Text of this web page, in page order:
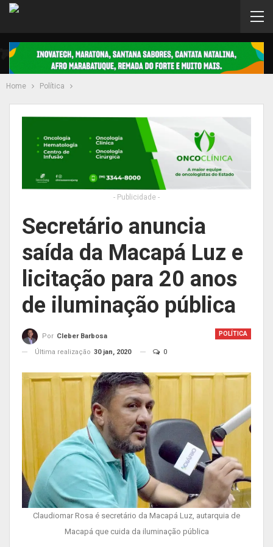
Home Política
- Publicidade -
Secretário anuncia
saída da Macapá Luz e
licitação para 20 anos
de iluminação pública
POLÍTICA
Por Cleber Barbosa
Última realização 30 jan, 2020 0
Claudiomar Rosa é secretário da Macapá Luz, autarquia de
Macapá que cuida da iluminação pública